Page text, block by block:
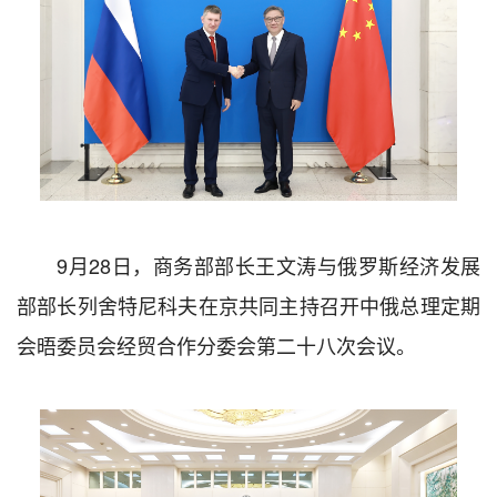
9月28日，商务部部长王文涛与俄罗斯经济发展
部部长列舍特尼科夫在京共同主持召开中俄总理定期
会晤委员会经贸合作分委会第二十八次会议。